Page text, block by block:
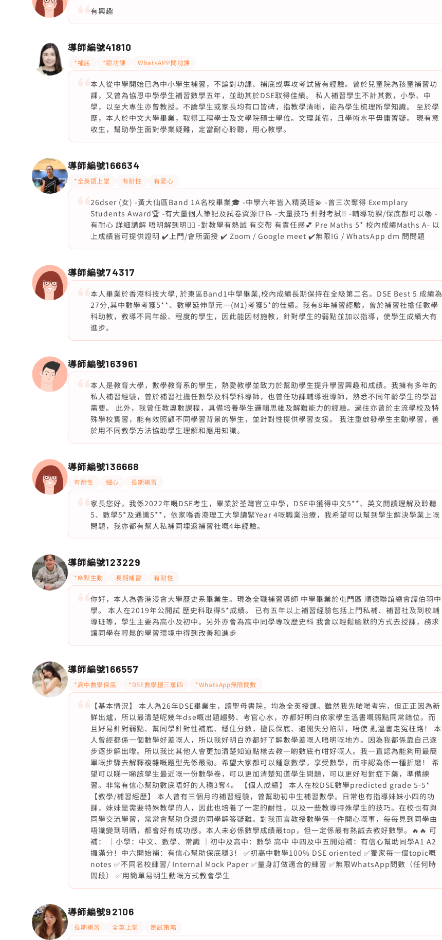
有興趣
導師編號41810
*補底 *跟功課 WhatsAPP問功課
本人從中學開始已為中小學生補習，不論對功課、補底或專攻考試皆有經驗。曾於兒童院為孩童補習功
課，又曾為協恩中學學生補習數學五年，並助其於DSE取得佳績。 私人補習學生不計其數，小學、中
學，以至大專生亦曾教授。不論學生或家長均有口皆碑，指教學清晰，能為學生梳理所學知識。 至於學
歷，本人於中文大學畢業，取得工程學士及文學院碩士學位。文理兼備，且學術水平毋庸置疑。 現有意
收生，幫助學生面對學業疑難，定當耐心聆聽，用心教學。
導師編號166634
*全英語上堂 有耐性 有愛心
26dser (女) -黃大仙區Band 1A名校畢業🎓 -中學六年皆入精英班💫 -曾三次奪得 Exemplary
Students Award🏆 -有大量個人筆記及試卷資源📑📝 -大量技巧 針對考試‼️ -輔導功課/保底都可以📚 -
有耐心 詳細講解 唔明解到明❤️‍🔥 -對教學有熱誠 有交帶 有責任感💕 Pre Maths 5* 校內成績Maths A- 以
上成績皆可提供證明 ✔️上門/會所面授 ✔️ Zoom / Google meet ✔️無限IG / WhatsApp dm 問問題
導師編號74317
本人畢業於香港科技大學, 於東區Band1中學畢業,校內成績長期保持在全級第二名。DSE Best 5 成績為
27分,其中數學考獲5**、數學延伸單元一(M1)考獲5*的佳績。我有8年補習經驗，曾於補習社擔任數學
科助教，教導不同年級、程度的學生，因此能因材施教，針對學生的弱點並加以指導，使學生成績大有
進步。
導師編號163961
本人是教育大學，數學教育系的學生，熱愛教學並致力於幫助學生提升學習興趣和成績。我擁有多年的
私人補習經驗，曾於補習社擔任數學及科學科導師，也曾任功課輔導班導師，熟悉不同年齡學生的學習
需要。 此外，我曾任教奧數課程，具備培養學生邏輯思維及解難能力的經驗。過往亦曾於主流學校及特
殊學校實習，能有效照顧不同學習背景的學生，並針對性提供學習支援。 我注重啟發學生主動學習，善
於用不同教學方法協助學生理解和應用知識。
導師編號136668
有耐性 細心 長期補習
家長您好，我係2022年嘅DSE考生，畢業於荃灣官立中學，DSE中獲得中文5**、英文閱讀理解及聆聽
5、數學5*及通識5**，依家喺香港理工大學讀緊Year 4嘅職業治療，我希望可以幫到學生解決學業上嘅
問題，我亦都有幫人私補同埋返補習社嘅4年經驗。
導師編號123229
*幽默生動 長期補習 有耐性
你好，本人為香港浸會大學歷史系畢業生。現為全職補習導師 中學畢業於屯門區 順德聯誼總會譚伯羽中
學。 本人在2019年公開試 歷史科取得5*成績。 已有五年以上補習經驗包括上門私補、補習社及到校輔
導班等，學生主要為高小及初中。另外亦會為高中同學專攻歷史科 我會以輕鬆幽默的方式去授課，務求
讓同學在輕鬆的學習環境中得到改善和進步
導師編號166557
*高中數學保底 *DSE數學穩三奪四 *WhatsApp無限問數
【基本情況】 本人為26年DSE畢業生，讀聖母書院，均為全英授課。雖然我先啱啱考完，但正正因為新
鮮出爐，所以最清楚呢幾年dse嘅出題趨勢、考官心水，亦都好明白依家學生溫書嘅弱點同常錯位。而
且好易針對弱點、幫同學針對性補底、穩住分數，擅長保底、避開失分陷阱，唔使 亂溫書走冤枉路！ 本
人曾經都係一個數學好差嘅人，所以我好明白亦都好了解數學差嘅人唔明嘅地方。因為我都係靠自己逐
步逐步解出嚟。所以我比其他人會更加清楚知道點樣去教一啲數底冇咁好嘅人。我一直認為能夠用最簡
單嘅步驟去解釋複雜嘅題型先係最勁。希望大家都可以鍾意數學，享受數學，而非認為係一種折磨！ 希
望可以睇一睇該學生最近嘅一份數學卷，可以更加清楚知道學生問題，可以更好咁對症下藥，準備練
習。非常有信心幫助數底唔好的人穩3奪4。 【個人成績】 本人在校DSE數學predicted grade 5-5*
【教學/補習經歷】 本人曾有三個月的補習經驗，曾幫助初中生補習數學。日常也有指導妹妹小四的功
課，妹妹是需要特殊教學的人，因此也培養了一定的耐性，以及一些教導特殊學生的技巧。在校也有與
同學交流學習，常常會幫助身邊的同學解答疑難。對我而言教授數學係一件開心嘅事，每每見到同學由
唔識變到明晒，都會好有成功感。本人未必係數學成績最top，但一定係最有熱誠去教好數學。🔥🔥 可
補： ｜小學：中文、數學、常識 ｜初中及高中：數學 高中 中四及中五開始補：有信心幫助同學A1 A2
攞滿分！中六開始補：有信心幫助保底穩3！ ✅初高中數學100% DSE oriented ✅獨家每一個topic嘅
notes ✅不同名校練習/ Internal Mock Paper ✅量身訂做適合的練習 ✅無限WhatsApp問數（任何時
間段） ✅用簡單易明生動嘅方式教會學生
導師編號92106
長期補習 全英上堂 應試策略